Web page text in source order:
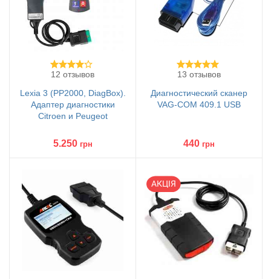
12 отзывов
Lexia 3 (PP2000, DiagBox).
Адаптер диагностики
Citroen и Peugeot
5.250 грн
13 отзывов
Диагностический сканер
VAG-COM 409.1 USB
440 грн